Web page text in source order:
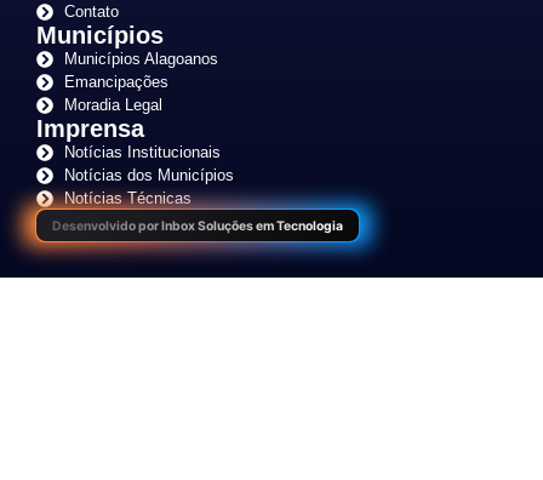
Contato
Municípios
Municípios Alagoanos
Emancipações
Moradia Legal
Imprensa
Notícias Institucionais
Notícias dos Municípios
Notícias Técnicas
Desenvolvido por Inbox Soluções em Tecnologia